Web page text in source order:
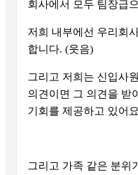
회사에서 모두 팀장급
저희 내부에선 우리회
합니다. (웃음)
그리고 저희는 신입사
의견이면 그 의견을 받
기회를 제공하고 있어요
그리고 가족 같은 분위